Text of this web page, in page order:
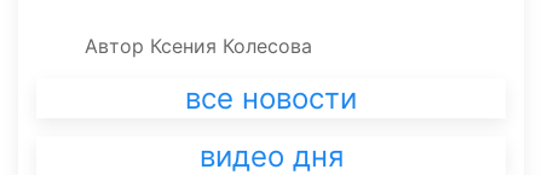
Автор Ксения Колесова
все новости
видео дня